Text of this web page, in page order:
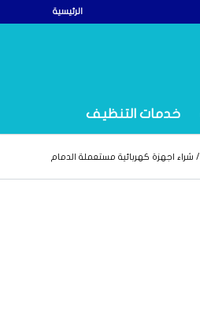
الرئيسية
خدمات التنظيف
/ شراء اجهزة كهربائية مستعملة الدمام